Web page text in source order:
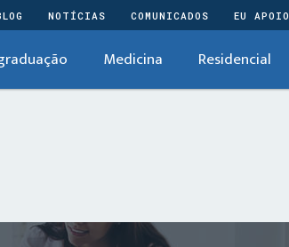
NOTÍCIAS COMUNICADOS EU APOIO
Medicina Residencial